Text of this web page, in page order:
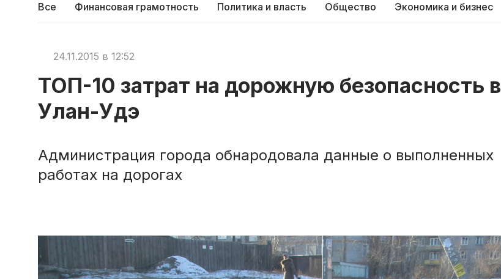
Все Финансовая грамотность Политика и власть Общество Экономика и бизнес
24.11.2015 в 12:52
ТОП-10 затрат на дорожную безопасность в
Улан-Удэ
Администрация города обнародовала данные о выполненных
работах на дорогах